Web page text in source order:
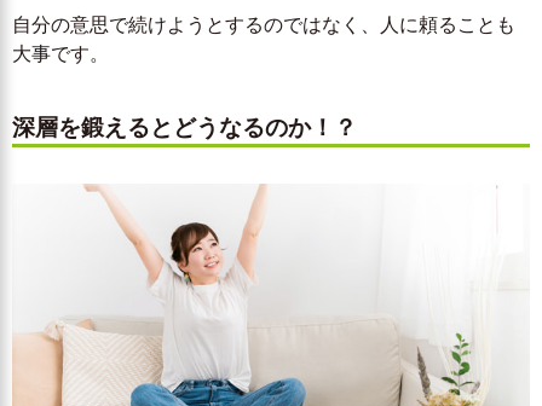
自分の意思で続けようとするのではなく、人に頼ることも
大事です。
深層を鍛えるとどうなるのか！？